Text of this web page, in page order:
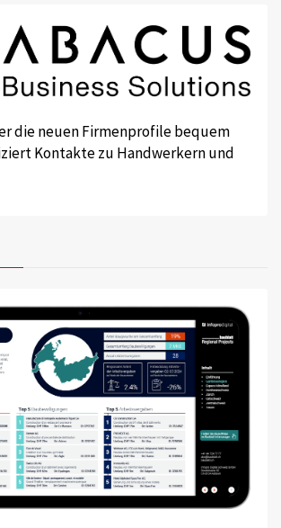
die neuen Firmenprofile bequem
Kontakte zu Handwerkern und